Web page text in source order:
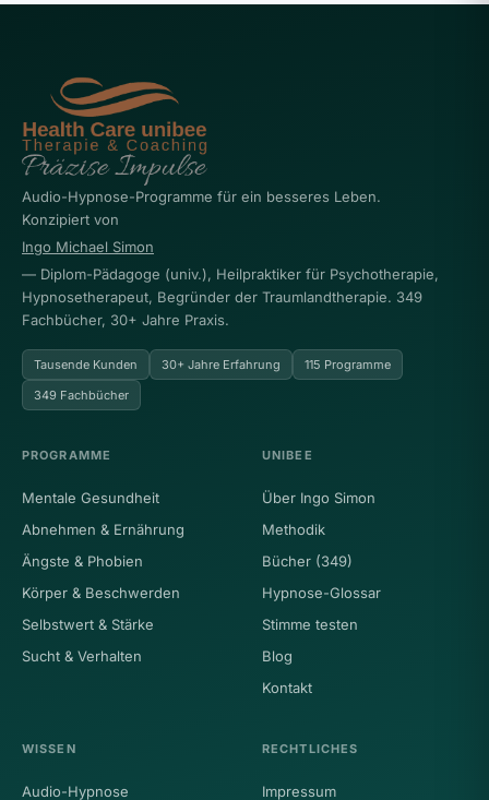
Audio-Hypnose-Programme für ein besseres Leben.
Konzipiert von
Ingo Michael Simon
— Diplom-Pädagoge (univ.), Heilpraktiker für Psychotherapie,
Hypnosetherapeut, Begründer der Traumlandtherapie. 349
Fachbücher, 30+ Jahre Praxis.
Tausende Kunden 30+ Jahre Erfahrung
115 Programme
349 Fachbücher
PROGRAMME
Mentale Gesundheit
Abnehmen & Ernährung
Ängste & Phobien
Körper & Beschwerden
Selbstwert & Stärke
Sucht & Verhalten
UNIBEE
Über Ingo Simon
Methodik
Bücher (349)
Hypnose-Glossar
Stimme testen
Blog
Kontakt
WISSEN
Audio-Hypnose
RECHTLICHES
Impressum